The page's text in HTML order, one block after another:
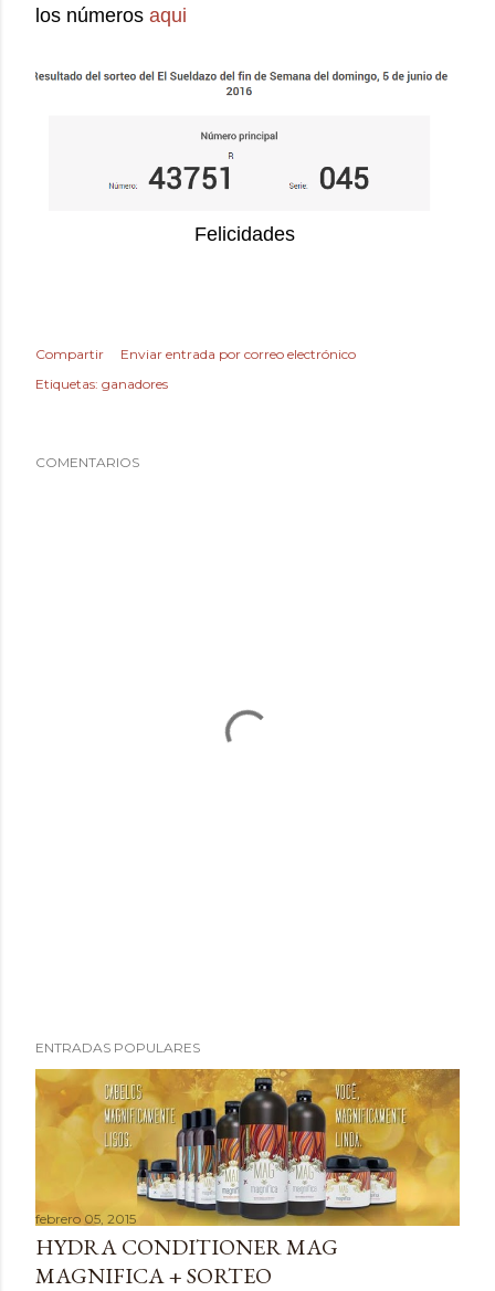
los números aqui
Felicidades
Compartir
Enviar entrada por correo electrónico
Etiquetas: ganadores
COMENTARIOS
ENTRADAS POPULARES
febrero 05, 2015
HYDRA CONDITIONER MAG
MAGNIFICA + SORTEO